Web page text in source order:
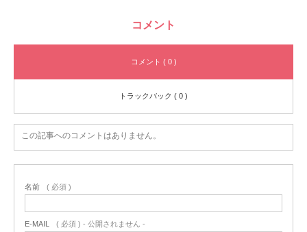
コメント
コメント ( 0 )
トラックバック ( 0 )
この記事へのコメントはありません。
名前 ( 必須 )
E-MAIL ( 必須 ) - 公開されません -